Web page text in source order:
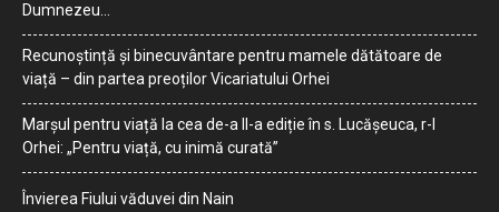
Dumnezeu…
Recunoștință și binecuvântare pentru mamele dătătoare de
viață – din partea preoților Vicariatului Orhei
Marșul pentru viață la cea de-a II-a ediție în s. Lucășeuca, r-l
Orhei: „Pentru viață, cu inimă curată”
Învierea Fiului văduvei din Nain